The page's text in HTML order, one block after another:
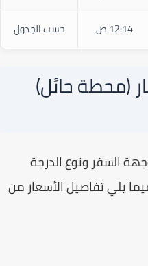
12:14 ص حسب الجدول
(محطة حائل)
السفر ونوع الدرجة
يلي تفاصيل الأسعار من